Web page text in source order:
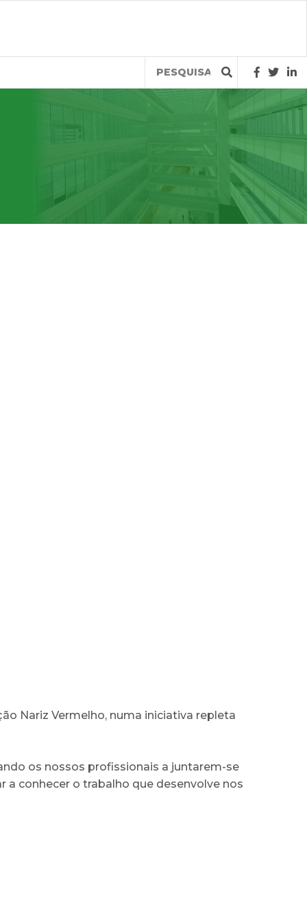
Query
Nariz Vermelho, numa iniciativa repleta
os nossos profissionais a juntarem-se
conhecer o trabalho que desenvolve nos